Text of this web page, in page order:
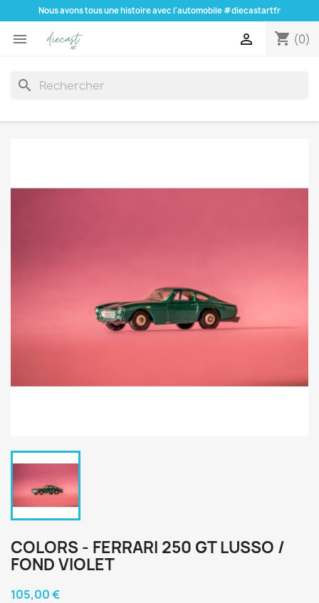
Nous avons tous une histoire avec l'automobile #diecastartfr
 shopping_cart (0)

search
COLORS - FERRARI 250 GT LUSSO /
FOND VIOLET
105,00 €